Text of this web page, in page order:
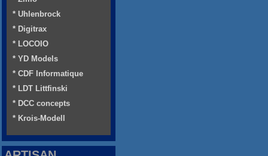
* Uhlenbrock
* Digitrax
* LOCOIO
* YD Models
* CDF Informatique
* LDT Littfinski
* DCC concepts
* Krois-Modell